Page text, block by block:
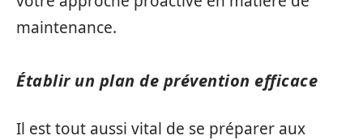
maintenance.
Établir un plan de prévention efficace
Il est tout aussi vital de se préparer aux